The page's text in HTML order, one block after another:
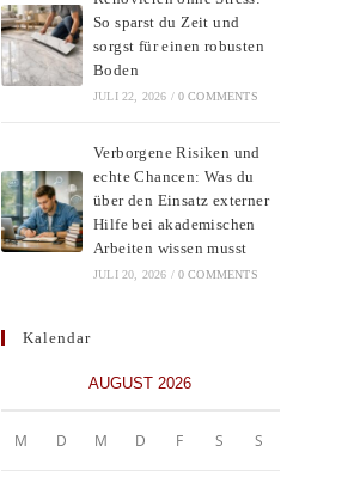
So sparst du Zeit und
sorgst für einen robusten
Boden
JULI 22, 2026 / 0 COMMENTS
Verborgene Risiken und
echte Chancen: Was du
über den Einsatz externer
Hilfe bei akademischen
Arbeiten wissen musst
JULI 20, 2026 / 0 COMMENTS
Kalendar
AUGUST 2026
M D M D F S S